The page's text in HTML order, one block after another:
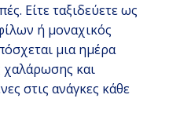
Είτε ταξιδεύετε ως
ή μοναχικός
μια ημέρα
χαλάρωσης και
στις ανάγκες κάθε